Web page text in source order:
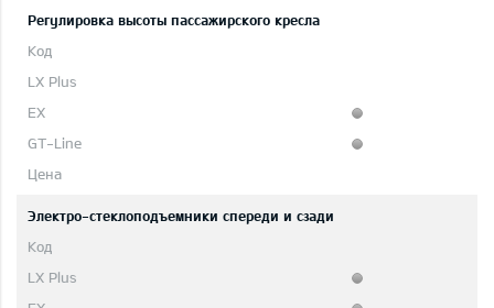
Pегулировка высоты пассажирского кресла
Электро-стеклоподъемники спереди и сзади